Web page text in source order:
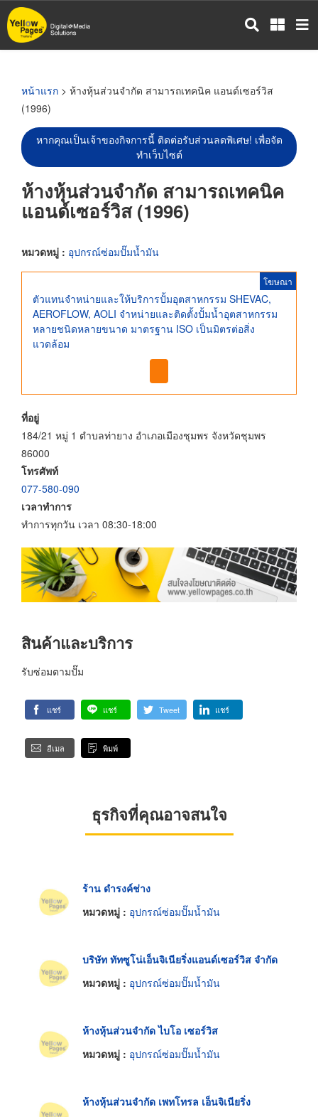
ข้าม
ไป
หน้าแรก > ห้างหุ้นส่วนจำกัด สามารถเทคนิค แอนด์เซอร์วิส
(1996)
หากคุณเป็นเจ้าของกิจการนี้ ติดต่อรับส่วนลดพิเศษ! เพื่อจัด
ทำเว็บไซต์
ห้างหุ้นส่วนจำกัด สามารถเทคนิค
แอนด์เซอร์วิส (1996)
หมวดหมู่ : อุปกรณ์ซ่อมปั๊มน้ำมัน
โฆษณา
ตัวแทนจำหน่ายและให้บริการปั้มอุตสาหกรรม SHEVAC,
AEROFLOW, AOLI จำหน่ายและติดตั้งปั้มน้ำอุตสาหกรรม
หลายชนิดหลายขนาด มาตรฐาน ISO เป็นมิตรต่อสิ่ง
แวดล้อม
ที่อยู่
184/21 หมู่ 1 ตำบลท่ายาง อำเภอเมืองชุมพร จังหวัดชุมพร
86000
โทรศัพท์
077-580-090
เวลาทำการ
ทำการทุกวัน เวลา 08:30-18:00
สินค้าและบริการ
รับซ่อมตามปั๊ม
แชร์ แชร์ Tweet แชร์
อีเมล พิมพ์
ธุรกิจที่คุณอาจสนใจ
ร้าน ดำรงค์ช่าง
หมวดหมู่ : อุปกรณ์ซ่อมปั๊มน้ำมัน
บริษัท ทัทซูโน่เอ็นจิเนียริ่งแอนด์เซอร์วิส จำกัด
หมวดหมู่ : อุปกรณ์ซ่อมปั๊มน้ำมัน
ห้างหุ้นส่วนจำกัด ไบโอ เซอร์วิส
หมวดหมู่ : อุปกรณ์ซ่อมปั๊มน้ำมัน
ห้างหุ้นส่วนจำกัด เพทโทรล เอ็นจิเนียริ่ง